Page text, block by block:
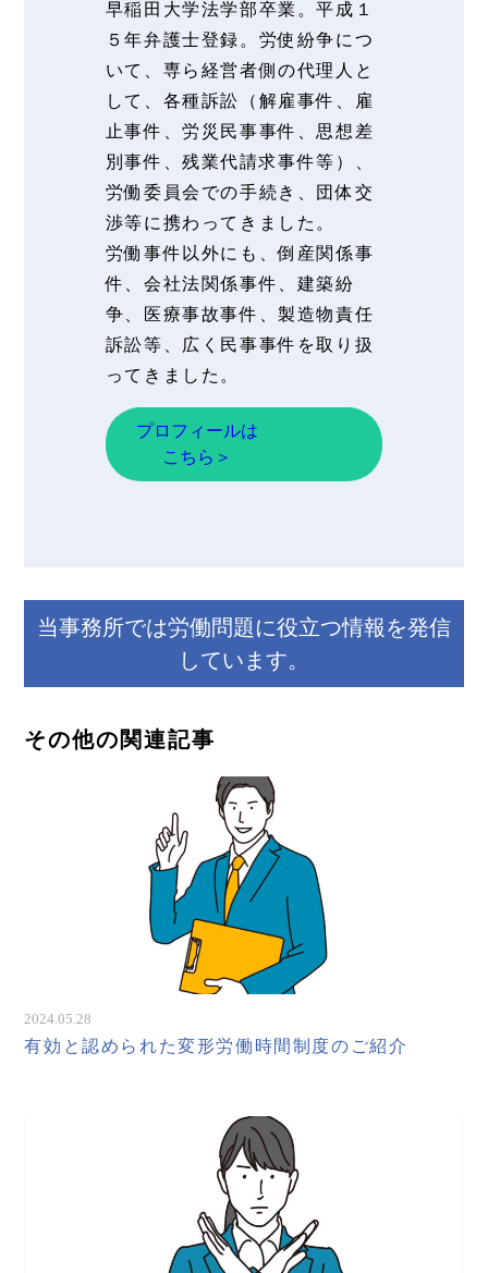
早稲田大学法学部卒業。平成１
５年弁護士登録。労使紛争につ
いて、専ら経営者側の代理人と
して、各種訴訟（解雇事件、雇
止事件、労災民事事件、思想差
別事件、残業代請求事件等）、
労働委員会での手続き、団体交
渉等に携わってきました。
労働事件以外にも、倒産関係事
件、会社法関係事件、建築紛
争、医療事故事件、製造物責任
訴訟等、広く民事事件を取り扱
ってきました。
プロフィールは
こちら＞
当事務所では労働問題に役立つ情報を発信
しています。
その他の関連記事
2024.05.28
有効と認められた変形労働時間制度のご紹介